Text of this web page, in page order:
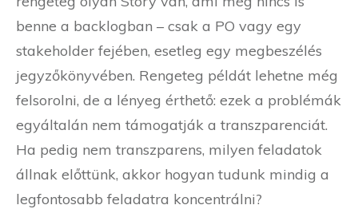
benne a backlogban – csak a PO vagy egy
stakeholder fejében, esetleg egy megbeszélés
jegyzőkönyvében. Rengeteg példát lehetne még
felsorolni, de a lényeg érthető: ezek a problémák
egyáltalán nem támogatják a transzparenciát.
Ha pedig nem transzparens, milyen feladatok
állnak előttünk, akkor hogyan tudunk mindig a
legfontosabb feladatra koncentrálni?